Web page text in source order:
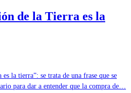
de la Tierra es la
la tierra”: se trata de una frase que se
para dar a entender que la compra de…